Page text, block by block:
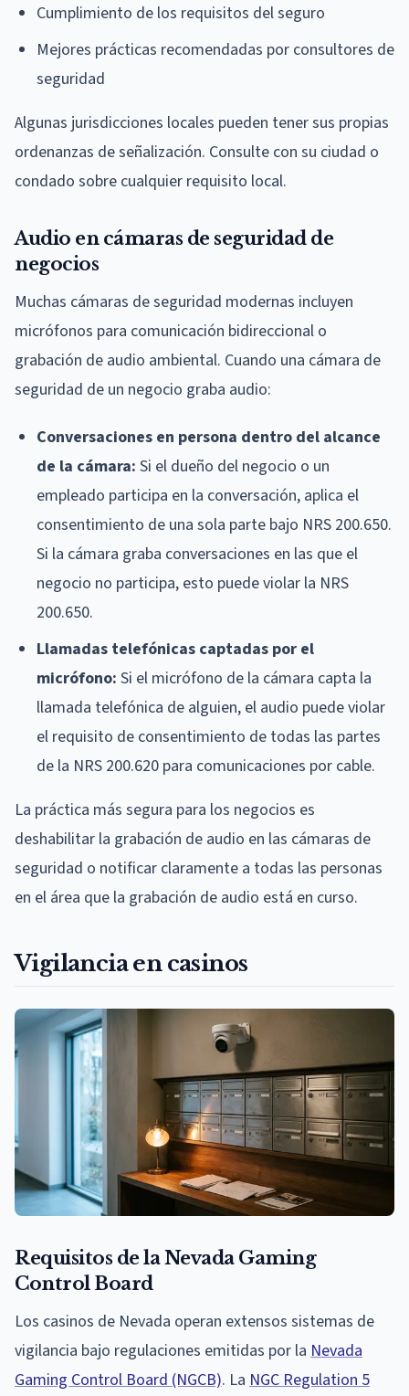
Cumplimiento de los requisitos del seguro
Mejores prácticas recomendadas por consultores de
seguridad
Algunas jurisdicciones locales pueden tener sus propias
ordenanzas de señalización. Consulte con su ciudad o
condado sobre cualquier requisito local.
Audio en cámaras de seguridad de
negocios
Muchas cámaras de seguridad modernas incluyen
micrófonos para comunicación bidireccional o
grabación de audio ambiental. Cuando una cámara de
seguridad de un negocio graba audio:
Conversaciones en persona dentro del alcance
de la cámara: Si el dueño del negocio o un
empleado participa en la conversación, aplica el
consentimiento de una sola parte bajo NRS 200.650.
Si la cámara graba conversaciones en las que el
negocio no participa, esto puede violar la NRS
200.650.
Llamadas telefónicas captadas por el
micrófono: Si el micrófono de la cámara capta la
llamada telefónica de alguien, el audio puede violar
el requisito de consentimiento de todas las partes
de la NRS 200.620 para comunicaciones por cable.
La práctica más segura para los negocios es
deshabilitar la grabación de audio en las cámaras de
seguridad o notificar claramente a todas las personas
en el área que la grabación de audio está en curso.
Vigilancia en casinos
Requisitos de la Nevada Gaming
Control Board
Los casinos de Nevada operan extensos sistemas de
vigilancia bajo regulaciones emitidas por la Nevada
Gaming Control Board (NGCB). La NGC Regulation 5